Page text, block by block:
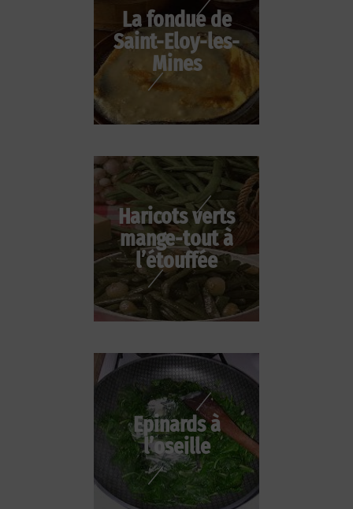
La fondue de
Saint-Eloy-les-
Mines
Haricots verts
mange-tout à
l’étouffée
Epinards à
l’oseille